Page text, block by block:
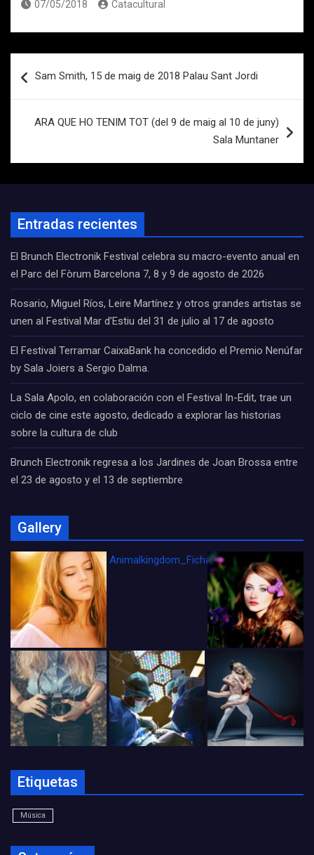
07/05/2018 Catacultural
de
Sam Smith, 15 de maig de 2018 Palau Sant Jordi
ARA QUE HO TENIM TOT (del 9 de maig al 10 de juny)
Sala Muntaner
Entradas recientes
El Brunch Electronik Festival celebra su macro-evento anual en
el Parc del Fòrum Barcelona 7, 8 y 9 de agosto de 2026
Rosario, Miguel Ríos, Leire Martínez y otros grandes artistas se
unen al Festival Mar d’Estiu del 31 de julio al 17 de agosto
El Festival Terramar CaixaBank ha concedido el Premio Nenúfar
by Sala Joiers a Sergio Dalma.
La Sala Apolo, en colaboración con el Festival In-Edit, trae un
ciclo de cine este agosto, dedicado a explorar las historias
sobre la cultura de club
Brunch Electronik regresa a los Jardines de Joan Brossa entre
el 23 de agosto y el 13 de septiembre
Gallery
Animalkingdom_FichaCine
Etiquetas
Música